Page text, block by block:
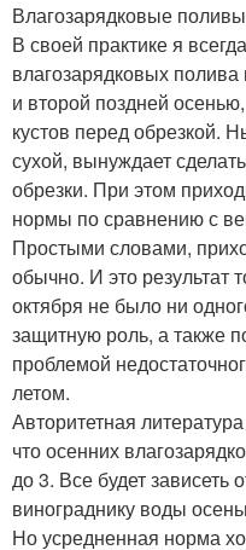
Влагозарядковые
В своей практике я
влагозарядковых
и второй поздней
кустов перед обрезкой.
сухой, вынуждает
обрезки. При этом
нормы по сравнению с
Простыми словами,
обычно. И это результат
октября не было ни
защитную роль, а также
проблемой
летом.
Авторитетная
что осенних
до 3. Все будет зависеть
винограднику воды
Но усредненная норма